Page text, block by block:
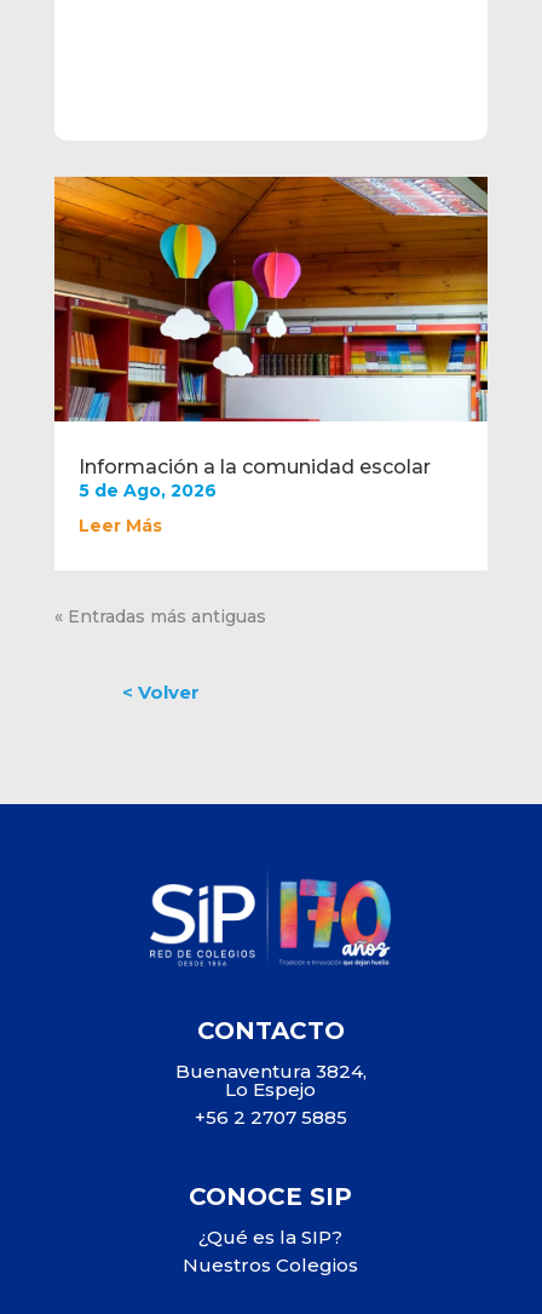
Información a la comunidad escolar
5 de Ago, 2026
Leer Más
« Entradas más antiguas
CONTACTO
Buenaventura 3824,
Lo Espejo
+56 2 2707 5885
CONOCE SIP
¿Qué es la SIP?
Nuestros Colegios